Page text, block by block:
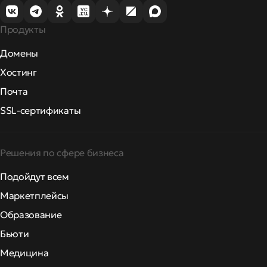
Продукты
Домены
Хостинг
Почта
SSL-сертификаты
Решения по сфере бизнеса
Подойдут всем
Маркетплейсы
Образование
Бьюти
Медицина